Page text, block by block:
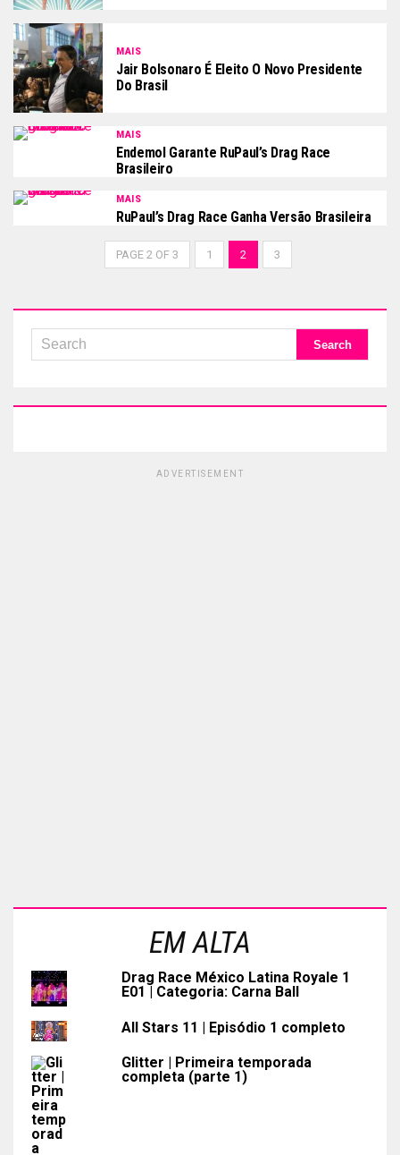
MAIS
Jair Bolsonaro É Eleito O Novo Presidente
Do Brasil
MAIS
Endemol Garante RuPaul’s Drag Race
Brasileiro
MAIS
RuPaul’s Drag Race Ganha Versão Brasileira
PAGE 2 OF 3 1 2 3
ADVERTISEMENT
EM ALTA
Drag Race México Latina Royale 1
E01 | Categoria: Carna Ball
All Stars 11 | Episódio 1 completo
Glitter | Primeira temporada
completa (parte 1)